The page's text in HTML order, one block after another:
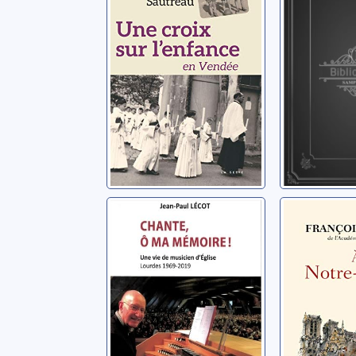
Vendée
Sautreau, Jean-Pierre
Chante, ô ma
mémoire !: une
vie de musicien
d'église
Lécot, Jean-Paul
une